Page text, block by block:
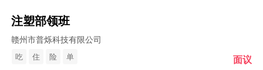
注塑部领班
赣州市普烁科技有限公司
吃 住 险 单 面议